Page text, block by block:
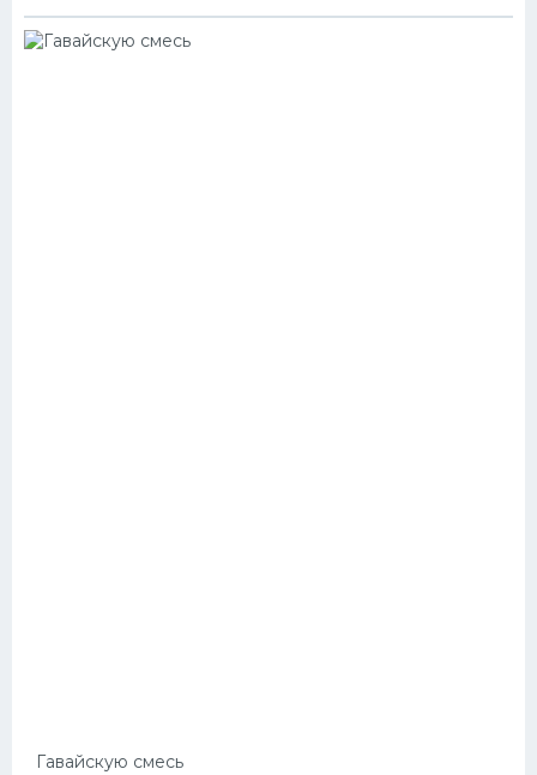
Гавайскую смесь